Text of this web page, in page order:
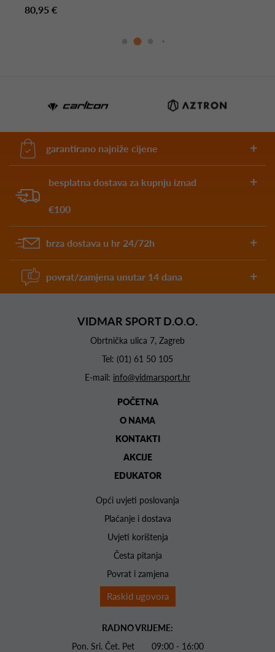
80,95 €
garantirano najniže cijene
besplatna dostava za kupnju iznad
€100
brza dostava u hr 24/72h
povrat/zamjena unutar 14 dana
VIDMAR SPORT D.O.O.
Obrtnička ulica 7, Zagreb
Tel: (01) 61 50 105
E-mail: info@vidmarsport.hr
POČETNA
O NAMA
KONTAKTI
AKCIJE
EDUKATOR
Opći uvjeti poslovanja
Plaćanje i dostava
Uvjeti korištenja
Česta pitanja
Povrat i zamjena
Raskid ugovora
RADNO VRIJEME:
Pon. Sri. Čet. Pet 09:00 - 16:00